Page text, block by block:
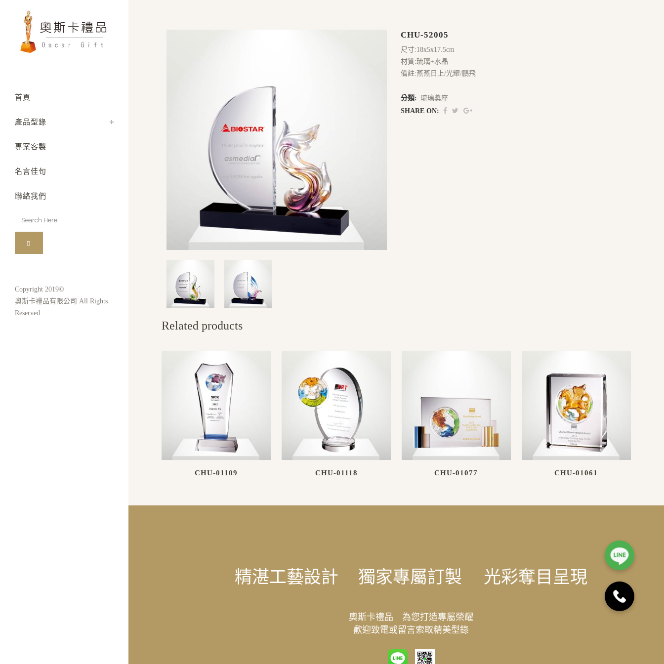
首頁
產品型錄
專案客製
名言佳句
聯絡我們
Copyright 2019©
奧斯卡禮品有限公司 All Rights
Reserved.
CHU-52005
尺寸:18x5x17.5cm
材質:琉璃+水晶
備註:蒸蒸日上/光耀/鵬飛
分類: 琉璃獎座
SHARE ON:
Related products
CHU-01109 CHU-01118 CHU-01077 CHU-01061
精湛工藝設計 獨家專屬訂製 光彩奪目呈現
奧斯卡禮品 為您打造專屬榮耀
歡迎致電或留言索取精美型錄